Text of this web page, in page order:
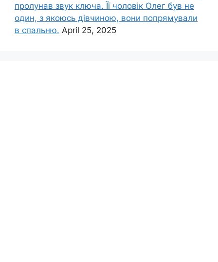
пролунав звук ключа. Її чоловік Олег був не
один, з якоюсь дівчиною, вони попрямували
в спальню. April 25, 2025